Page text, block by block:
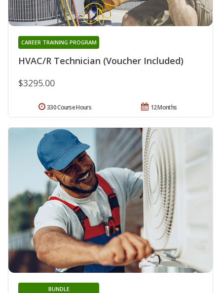
HVAC/R Technician (Voucher Included)
CAREER TRAINING PROGRAM
$3295.00
12 Months
330 Course Hours
BUNDLE